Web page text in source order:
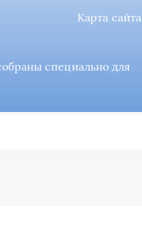
Карта сайта
специально для